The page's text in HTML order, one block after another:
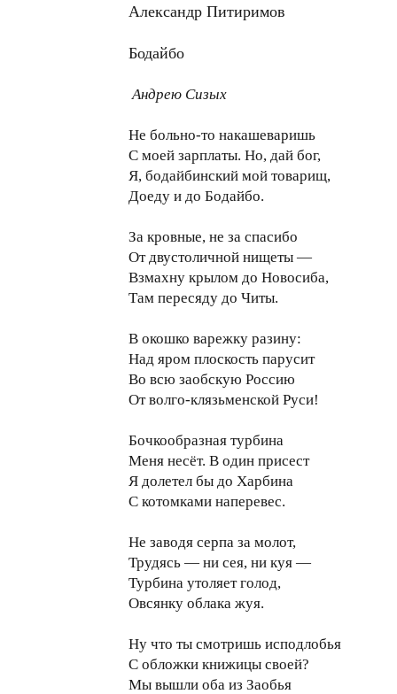
Александр Питиримов
Бодайбо
Андрею Сизых
Не больно-то накашеваришь
С моей зарплаты. Но, дай бог,
Я, бодайбинский мой товарищ,
Доеду и до Бодайбо.
За кровные, не за спасибо
От двустоличной нищеты —
Взмахну крылом до Новосиба,
Там пересяду до Читы.
В окошко варежку разину:
Над яром плоскость парусит
Во всю заобскую Россию
От волго-клязьменской Руси!
Бочкообразная турбина
Меня несёт. В один присест
Я долетел бы до Харбина
С котомками наперевес.
Не заводя серпа за молот,
Трудясь — ни сея, ни куя —
Турбина утоляет голод,
Овсянку облака жуя.
Ну что ты смотришь исподлобья
С обложки книжицы своей?
Мы вышли оба из Заобья